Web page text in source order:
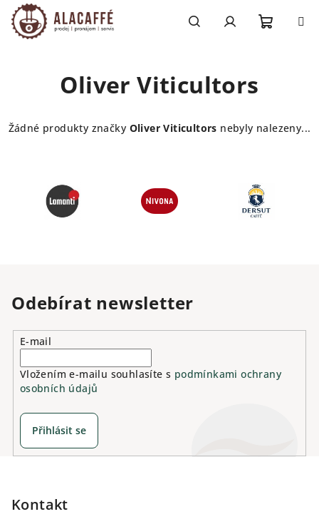
Přejít
na
obsah
Oliver Viticultors
Žádné produkty značky Oliver Viticultors nebyly nalezeny...
Odebírat newsletter
E-mail
Vložením e-mailu souhlasíte s podmínkami ochrany
osobních údajů
Přihlásit se
Kontakt